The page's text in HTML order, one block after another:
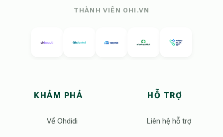
THÀNH VIÊN OHI.VN
KHÁM PHÁ
Về Ohdidi
HỖ TRỢ
Liên hệ hỗ trợ